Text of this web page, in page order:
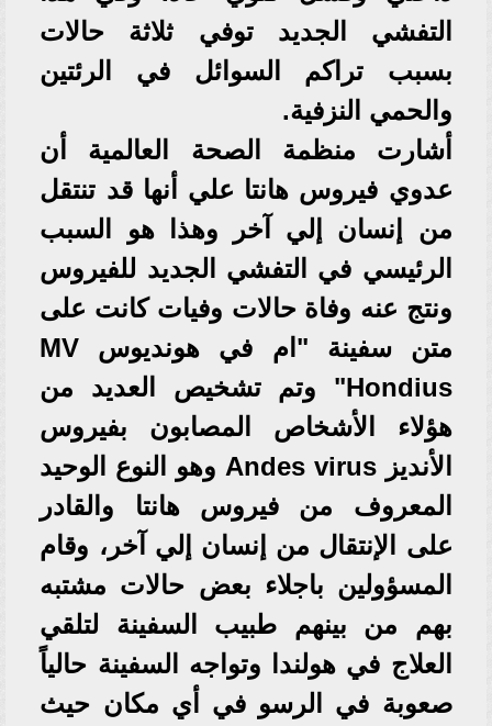
التفشي الجديد توفي ثلاثة حالات
بسبب تراكم السوائل في الرئتين
والحمي النزفية.
أشارت منظمة الصحة العالمية أن
عدوي فيروس هانتا علي أنها قد تنتقل
من إنسان إلي آخر وهذا هو السبب
الرئيسي في التفشي الجديد للفيروس
ونتج عنه وفاة حالات وفيات كانت على
متن سفينة "ام في هونديوس MV
Hondius" وتم تشخيص العديد من
هؤلاء الأشخاص المصابون بفيروس
الأنديز Andes virus وهو النوع الوحيد
المعروف من فيروس هانتا والقادر
على الإنتقال من إنسان إلي آخر، وقام
المسؤولين باجلاء بعض حالات مشتبه
بهم من بينهم طبيب السفينة لتلقي
العلاج في هولندا وتواجه السفينة حالياً
صعوبة في الرسو في أي مكان حيث